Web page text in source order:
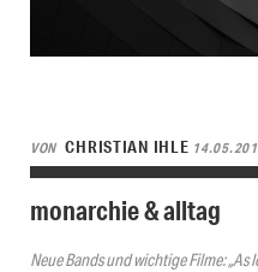
VON CHRISTIAN IHLE
monarchie & alltag
Neue Bands und wichtige Filme: „As